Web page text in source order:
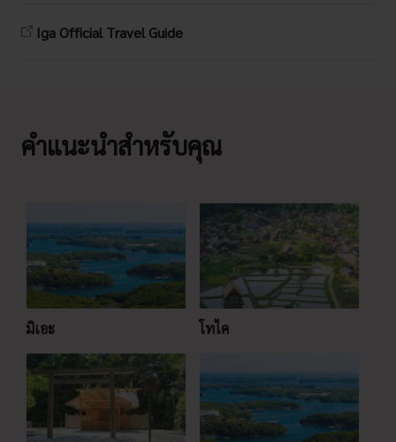
Iga Official Travel Guide
คำแนะนำสำหรับคุณ
มิเอะ โทไค